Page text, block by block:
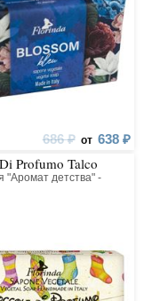
686 ₽ от 638 ₽
Profumo Talco
"Аромат детства" -